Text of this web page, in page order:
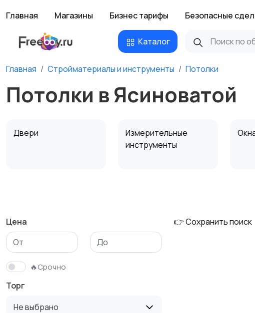
Главная Магазины Бизнес тарифы Безопасные
Каталог
Главная Стройматериалы и инструменты Потолки
Потолки в Ясиноватой
Двери
Измерительные
инструменты
Цена
🔥Срочно
Торг
Не выбрано
👉 Сохранить поиск